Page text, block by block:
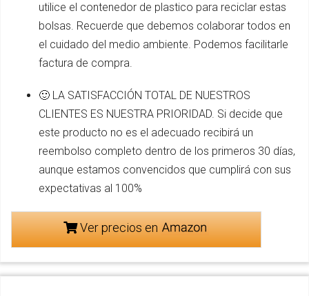
utilice el contenedor de plastico para reciclar estas
bolsas. Recuerde que debemos colaborar todos en
el cuidado del medio ambiente. Podemos facilitarle
factura de compra.
🙂 LA SATISFACCIÓN TOTAL DE NUESTROS
CLIENTES ES NUESTRA PRIORIDAD. Si decide que
este producto no es el adecuado recibirá un
reembolso completo dentro de los primeros 30 días,
aunque estamos convencidos que cumplirá con sus
expectativas al 100%
Ver precios en